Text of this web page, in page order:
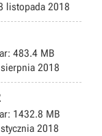
listopada 2018
483.4 MB
2018
1432.8 MB
2018